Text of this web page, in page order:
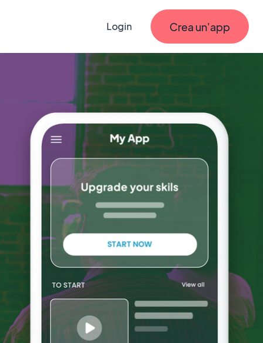
Login Crea un'app